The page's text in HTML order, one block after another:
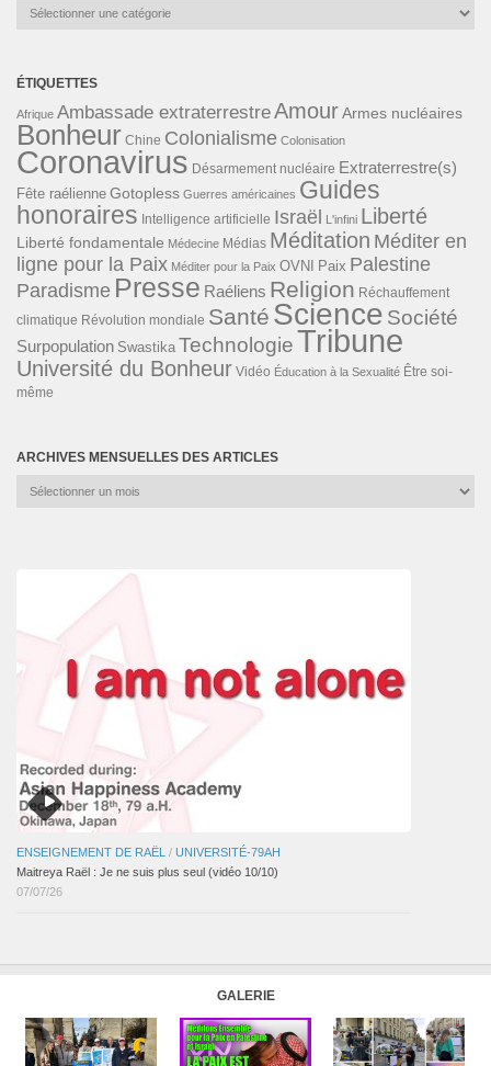
Catégories
ÉTIQUETTES
Afrique Ambassade extraterrestreAmourArmes nucléaires
Bonheur Chine Colonialisme Colonisation
Coronavirus Désarmement nucléaire Extraterrestre(s)
Fête raélienne Gotopless Guerres américaines Guides
honoraires Intelligence artificielle Israël L'infini Liberté
Liberté fondamentale Médecine Médias Méditation Méditer en
ligne pour la Paix Méditer pour la Paix OVNI Paix Palestine
Paradisme Presse Raéliens Religion Réchauffement
climatique Révolution mondiale Santé Science Société
Surpopulation Swastika TechnologieTribune
Université du Bonheur Vidéo Éducation à la Sexualité Être soi-
même
ARCHIVES MENSUELLES DES ARTICLES
Archives
ENSEIGNEMENT DE RAËL / UNIVERSITÉ-79AH
Maitreya Raël : Je ne suis plus seul (vidéo 10/10)
07/07/26
GALERIE